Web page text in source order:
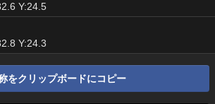
Y:24.5
Y:24.3
をクリップボードにコピー